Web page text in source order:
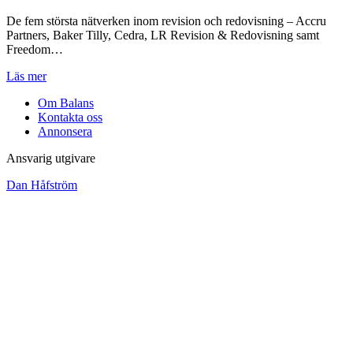
De fem största nätverken inom revision och redovisning – Accru
Partners, Baker Tilly, Cedra, LR Revision & Redovisning samt
Freedom…
Läs mer
Om Balans
Kontakta oss
Annonsera
Ansvarig utgivare
Dan Håfström